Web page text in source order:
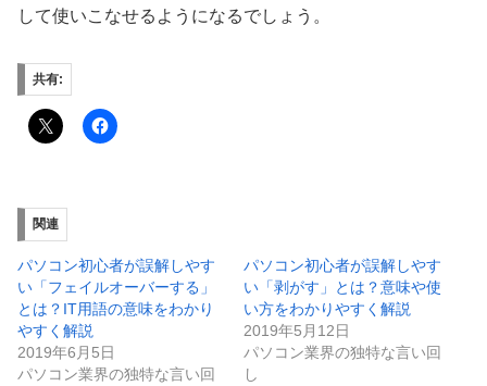
して使いこなせるようになるでしょう。
共有:
関連
パソコン初心者が誤解しやす
い「フェイルオーバーする」
とは？IT用語の意味をわかり
やすく解説
2019年6月5日
パソコン業界の独特な言い回
パソコン初心者が誤解しやす
い「剥がす」とは？意味や使
い方をわかりやすく解説
2019年5月12日
パソコン業界の独特な言い回
し